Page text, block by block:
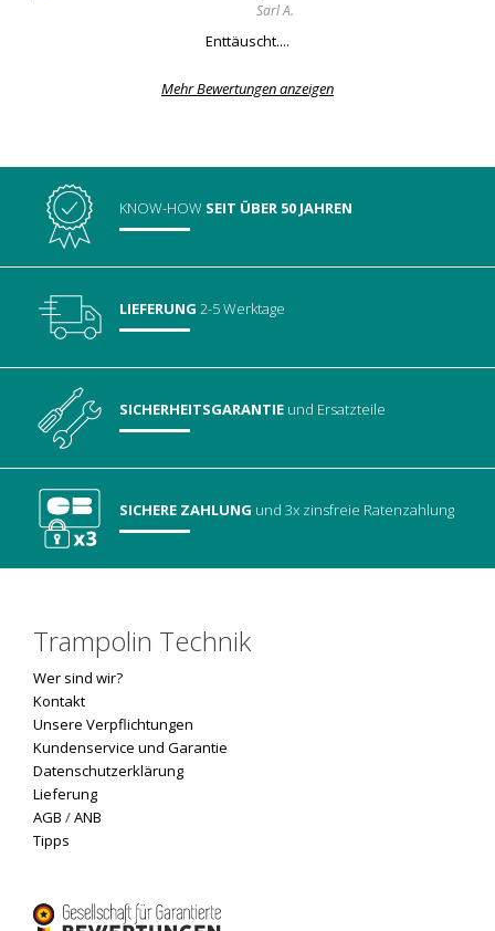
Sarl A.
Enttäuscht....
Mehr Bewertungen anzeigen
KNOW-HOW SEIT ÜBER 50 JAHREN
LIEFERUNG 2-5 Werktage
SICHERHEITSGARANTIE und Ersatzteile
SICHERE ZAHLUNG und 3x zinsfreie Ratenzahlung
Trampolin Technik
Wer sind wir?
Kontakt
Unsere Verpflichtungen
Kundenservice und Garantie
Datenschutzerklärung
Lieferung
AGB /ANB
Tipps